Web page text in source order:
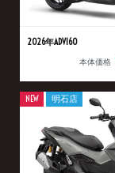
2026年ADV160
本体価格
NEW 明石店